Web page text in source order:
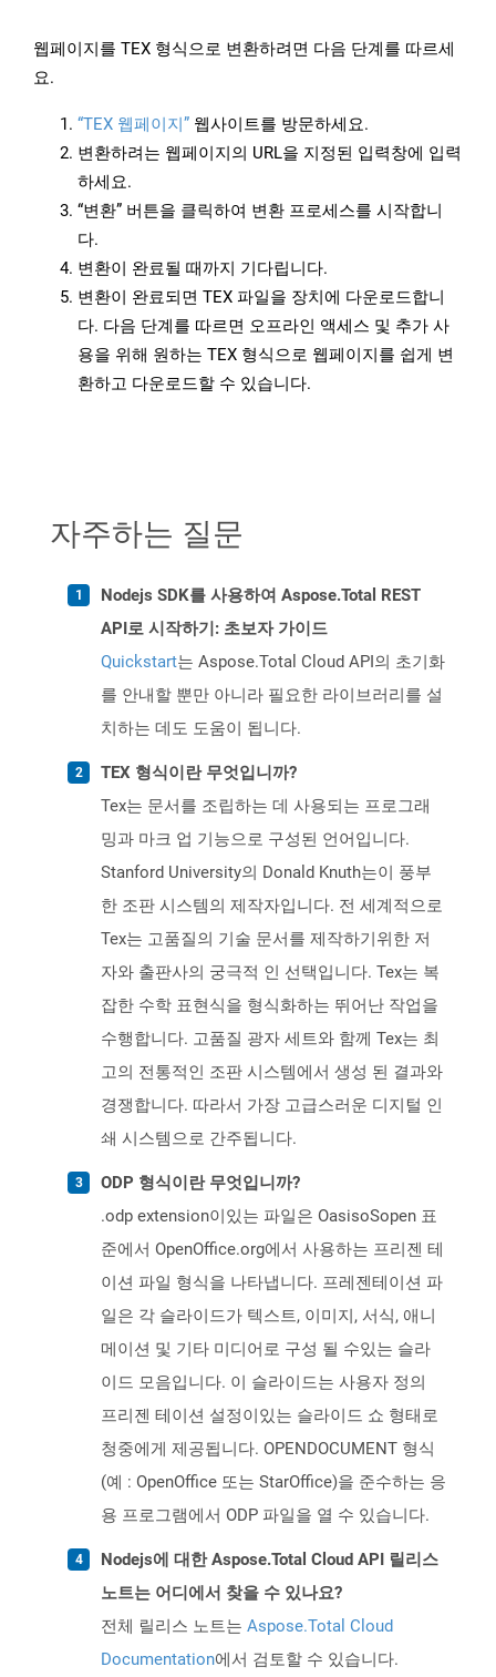
웹페이지를 TEX 형식으로 변환하려면 다음 단계를 따르세
요.
“TEX 웹페이지” 웹사이트를 방문하세요.
변환하려는 웹페이지의 URL을 지정된 입력창에 입력
하세요.
“변환” 버튼을 클릭하여 변환 프로세스를 시작합니
다.
변환이 완료될 때까지 기다립니다.
변환이 완료되면 TEX 파일을 장치에 다운로드합니
다. 다음 단계를 따르면 오프라인 액세스 및 추가 사
용을 위해 원하는 TEX 형식으로 웹페이지를 쉽게 변
환하고 다운로드할 수 있습니다.
자주하는 질문
Nodejs SDK를 사용하여 Aspose.Total REST
API로 시작하기: 초보자 가이드
Quickstart는 Aspose.Total Cloud API의 초기화
를 안내할 뿐만 아니라 필요한 라이브러리를 설
치하는 데도 도움이 됩니다.
TEX 형식이란 무엇입니까?
Tex는 문서를 조립하는 데 사용되는 프로그래
밍과 마크 업 기능으로 구성된 언어입니다.
Stanford University의 Donald Knuth는이 풍부
한 조판 시스템의 제작자입니다. 전 세계적으로
Tex는 고품질의 기술 문서를 제작하기위한 저
자와 출판사의 궁극적 인 선택입니다. Tex는 복
잡한 수학 표현식을 형식화하는 뛰어난 작업을
수행합니다. 고품질 광자 세트와 함께 Tex는 최
고의 전통적인 조판 시스템에서 생성 된 결과와
경쟁합니다. 따라서 가장 고급스러운 디지털 인
쇄 시스템으로 간주됩니다.
ODP 형식이란 무엇입니까?
.odp extension이있는 파일은 OasisoSopen 표
준에서 OpenOffice.org에서 사용하는 프리젠 테
이션 파일 형식을 나타냅니다. 프레젠테이션 파
일은 각 슬라이드가 텍스트, 이미지, 서식, 애니
메이션 및 기타 미디어로 구성 될 수있는 슬라
이드 모음입니다. 이 슬라이드는 사용자 정의
프리젠 테이션 설정이있는 슬라이드 쇼 형태로
청중에게 제공됩니다. OPENDOCUMENT 형식
(예 : OpenOffice 또는 StarOffice)을 준수하는 응
용 프로그램에서 ODP 파일을 열 수 있습니다.
Nodejs에 대한 Aspose.Total Cloud API 릴리스
노트는 어디에서 찾을 수 있나요?
전체 릴리스 노트는 Aspose.Total Cloud
Documentation에서 검토할 수 있습니다.